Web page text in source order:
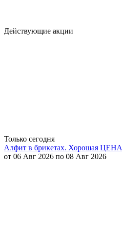
Действующие акции
Только сегодня
Алфит в брикетах. Хорошая ЦЕНА
от 06 Авг 2026 по 08 Авг 2026